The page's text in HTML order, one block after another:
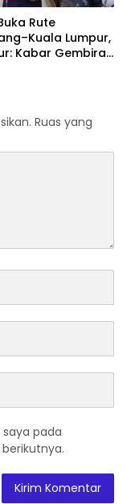
Rute
Lumpur,
Kabar Gembira
Ruas yang
pada